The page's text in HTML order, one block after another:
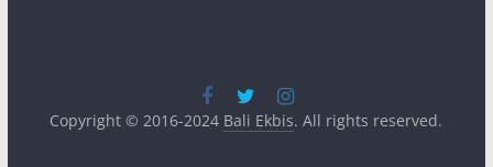
Copyright © 2016-2024 Bali Ekbis. All rights reserved.